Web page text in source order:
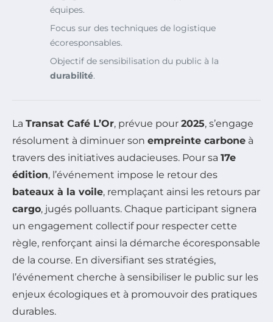
équipes.
Focus sur des techniques de logistique
écoresponsables.
Objectif de sensibilisation du public à la
durabilité.
La Transat Café L’Or, prévue pour 2025, s’engage
résolument à diminuer son empreinte carbone à
travers des initiatives audacieuses. Pour sa 17e
édition, l’événement impose le retour des
bateaux à la voile, remplaçant ainsi les retours par
cargo, jugés polluants. Chaque participant signera
un engagement collectif pour respecter cette
règle, renforçant ainsi la démarche écoresponsable
de la course. En diversifiant ses stratégies,
l’événement cherche à sensibiliser le public sur les
enjeux écologiques et à promouvoir des pratiques
durables.